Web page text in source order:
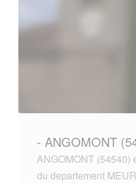
- ANGOMONT
ANGOMONT (54540)
du departement